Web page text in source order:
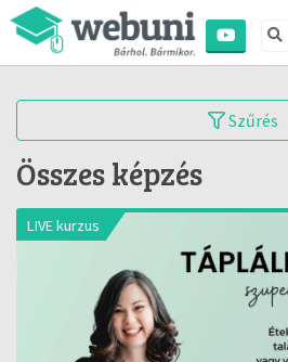
Szűrés
Összes képzés
LIVE kurzus